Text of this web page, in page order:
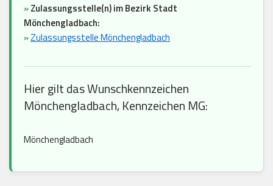
»Zulassungsstelle(n) im Bezirk Stadt
Mönchengladbach:
»Zulassungsstelle Mönchengladbach
Hier gilt das Wunschkennzeichen
Mönchengladbach, Kennzeichen MG:
Mönchengladbach